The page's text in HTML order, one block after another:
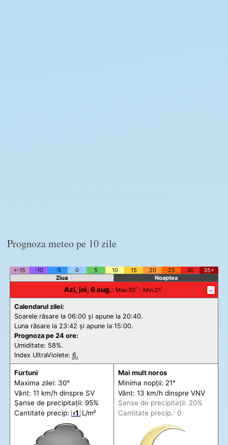
Prognoza meteo pe 10 zile
<-15 -10 -5 0 5 10 15 20 25 30
35+
Ziua
Noaptea
Azi, joi, 6 aug.: Max:30˚ - Min:21˚ -
Calendarul zilei:
Soarele răsare la 06:00 și apune la 20:40.
Luna răsare la 23:42 și apune la 15:00.
Prognoza pe 24 ore:
Umiditate: 58%.
Index UltraViolete: 6.
Furtuni
Maxima zilei: 30°
Vânt: 11 km/h dinspre SV
Șanse de precipitații: 95%
Cantitate precip: ‹1 L/m²
Mai mult noros
Minima nopții: 21°
Vânt: 13 km/h dinspre VNV
Șanse de precipitații: 20%
Cantitate precip.: 0